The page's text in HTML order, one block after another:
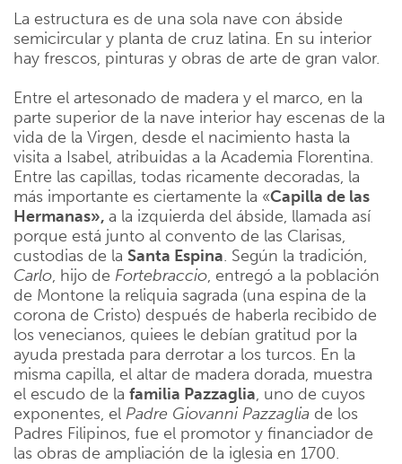
La estructura es de una sola nave con ábside
semicircular y planta de cruz latina. En su interior
hay frescos, pinturas y obras de arte de gran valor.
Entre el artesonado de madera y el marco, en la
parte superior de la nave interior hay escenas de la
vida de la Virgen, desde el nacimiento hasta la
visita a Isabel, atribuidas a la Academia Florentina.
Entre las capillas, todas ricamente decoradas, la
más importante es ciertamente la «Capilla de las
Hermanas», a la izquierda del ábside, llamada así
porque está junto al convento de las Clarisas,
custodias de la Santa Espina. Según la tradición,
Carlo, hijo de Fortebraccio, entregó a la población
de Montone la reliquia sagrada (una espina de la
corona de Cristo) después de haberla recibido de
los venecianos, quiees le debían gratitud por la
ayuda prestada para derrotar a los turcos. En la
misma capilla, el altar de madera dorada, muestra
el escudo de la familia Pazzaglia, uno de cuyos
exponentes, el Padre Giovanni Pazzaglia de los
Padres Filipinos, fue el promotor y financiador de
las obras de ampliación de la iglesia en 1700.